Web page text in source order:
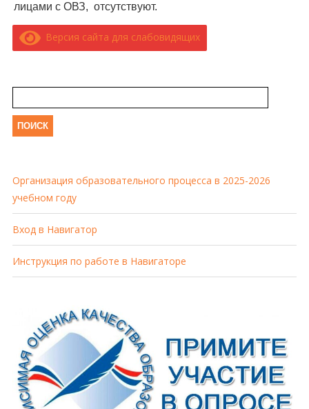
лицами с ОВЗ, отсутствуют.
Версия сайта для слабовидящих
Организация образовательного процесса в 2025-2026
учебном году
Вход в Навигатор
Инструкция по работе в Навигаторе